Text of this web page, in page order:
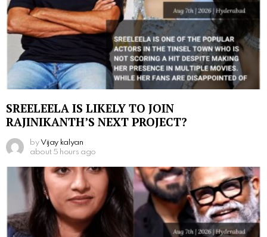
SREELEELA IS LIKELY TO JOIN
RAJINIKANTH’S NEXT PROJECT?
by Vijay kalyan
about 5 hours ago